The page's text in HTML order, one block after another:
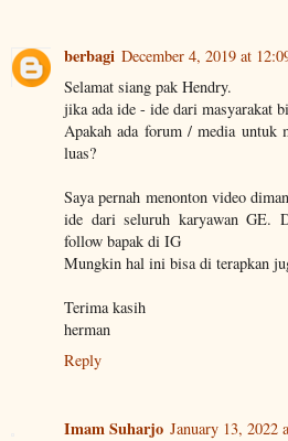
berbagi December 4, 2019 at
Selamat siang pak Hendry.
jika ada ide - ide dari masyarakat
Apakah ada forum / media untuk
luas?
Saya pernah menonton video
ide dari seluruh karyawan GE.
follow bapak di IG
Mungkin hal ini bisa di terapkan
Terima kasih
herman
Reply
Imam Suharjo January 13, 2022